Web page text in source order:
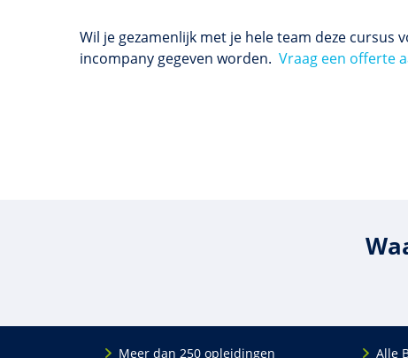
Wil je gezamenlijk met je hele team deze cursus
incompany gegeven worden. Vraag een offerte
Meer dan 250 opleidingen Alle